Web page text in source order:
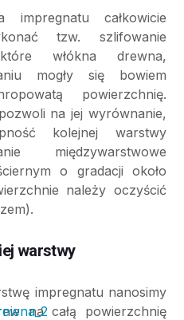
całkowicie
tzw. szlifowanie
włókna drewna,
mogły się bowiem
powierzchnię.
na jej wyrównanie,
kolejnej warstwy
międzywarstwowe
o gradacji około
należy oczyścić
warstwy
impregnatu nanosimy
na całą powierzchnię